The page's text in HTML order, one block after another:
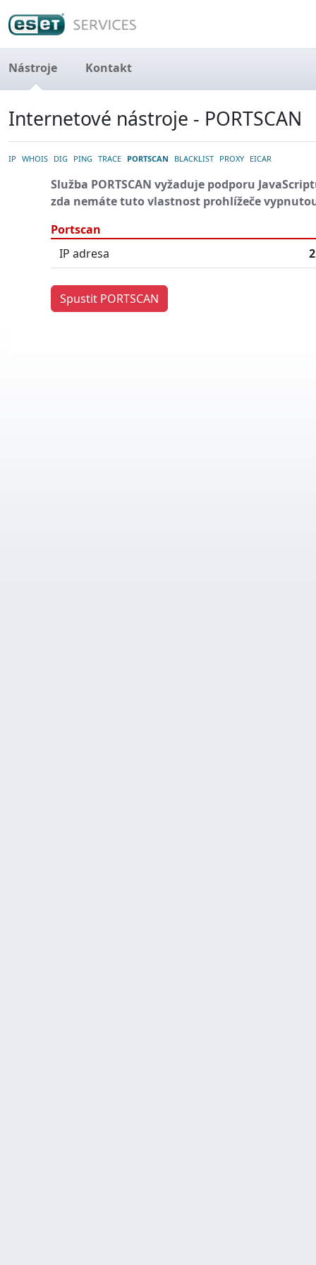
Nástroje Kontakt
Internetové nástroje - PORTSCAN
IP WHOIS DIG PING TRACE PORTSCAN BLACKLIST PROXY EICAR
Služba PORTSCAN vyžaduje podporu
zda nemáte tuto vlastnost prohlížeče
Portscan
IP adresa
Spustit PORTSCAN